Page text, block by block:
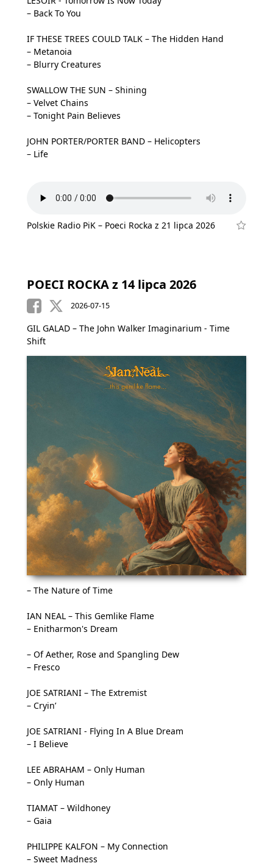
– Back To You
IF THESE TREES COULD TALK – The Hidden Hand
– Metanoia
– Blurry Creatures
SWALLOW THE SUN – Shining
– Velvet Chains
– Tonight Pain Believes
JOHN PORTER/PORTER BAND – Helicopters
– Life
Polskie Radio PiK – Poeci Rocka z 21 lipca 2026
POECI ROCKA z 14 lipca 2026
2026-07-15
GIL GALAD – The John Walker Imaginarium - Time
Shift
– The Nature of Time
IAN NEAL – This Gemlike Flame
– Enitharmon's Dream
– Of Aether, Rose and Spangling Dew
– Fresco
JOE SATRIANI – The Extremist
– Cryin’
JOE SATRIANI - Flying In A Blue Dream
– I Believe
LEE ABRAHAM – Only Human
– Only Human
TIAMAT – Wildhoney
– Gaia
PHILIPPE KALFON – My Connection
– Sweet Madness